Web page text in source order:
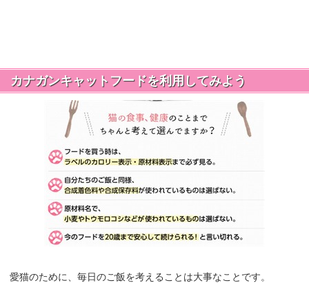
カナガンキャットフードを利用してみよう
愛猫のために、毎日のご飯を考えることは大事なことです。